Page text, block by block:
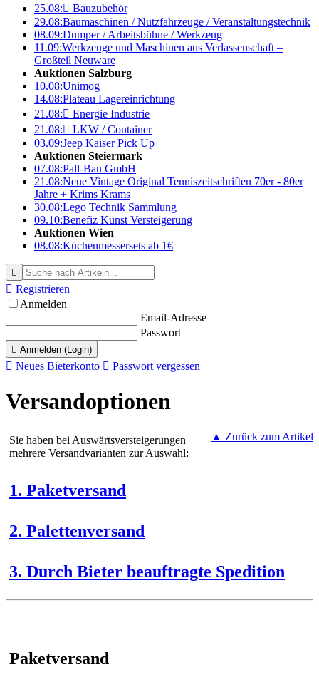
25.08: Bauzubehör
29.08:Baumaschinen / Nutzfahrzeuge / Veranstaltungstechnik
08.09:Dumper / Arbeitsbühne / Werkzeug
11.09:Werkzeuge und Maschinen aus Verlassenschaft –
Großteil Neuware
Auktionen Salzburg
10.08:Unimog
14.08:Plateau Lagereinrichtung
21.08: Energie Industrie
21.08: LKW / Container
03.09:Jeep Kaiser Pick Up
Auktionen Steiermark
07.08:Pall-Bau GmbH
21.08:Neue Vintage Original Tenniszeitschriften 70er - 80er
Jahre + Krims Krams
30.08:Lego Technik Sammlung
09.10:Benefiz Kunst Versteigerung
Auktionen Wien
08.08:Küchenmessersets ab 1€

 Registrieren
Anmelden
Email-Adresse
Passwort
 Anmelden (Login)
 Neues Bieterkonto  Passwort vergessen
Versandoptionen
▲ Zurück zum Artikel
Sie haben bei Auswärtsversteigerungen
mehrere Versandvarianten zur Auswahl:
1. Paketversand
2. Palettenversand
3. Durch Bieter beauftragte Spedition
Paketversand